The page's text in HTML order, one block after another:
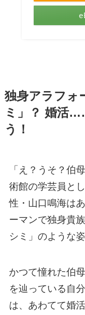
独身アラフォ
ミ」？ 婚活
う！
「え？うそ？
術館の学芸員と
性・山口鳴海は
ーマンで独身貴
シミ」のような
かつて憧れた伯
を辿っている自
は、あわてて婚